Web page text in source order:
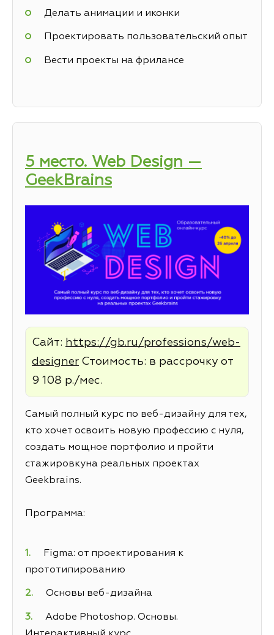
Делать анимации и иконки
Проектировать пользовательский опыт
Вести проекты на фрилансе
5 место. Web Design —
GeekBrains
Сайт: https://gb.ru/professions/web-
designer Стоимость: в рассрочку от
9 108 р./мес.
Самый полный курс по веб-дизайну для тех,
кто хочет освоить новую профессию с нуля,
создать мощное портфолио и пройти
стажировкуна реальных проектах
Geekbrains.
Программа:
Figma: от проектирования к
прототипированию
Основы веб-дизайна
Adobe Photoshop. Основы.